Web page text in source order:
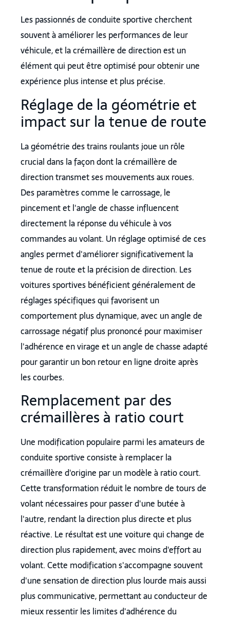
Les passionnés de conduite sportive cherchent
souvent à améliorer les performances de leur
véhicule, et la crémaillère de direction est un
élément qui peut être optimisé pour obtenir une
expérience plus intense et plus précise.
Réglage de la géométrie et
impact sur la tenue de route
La géométrie des trains roulants joue un rôle
crucial dans la façon dont la crémaillère de
direction transmet ses mouvements aux roues.
Des paramètres comme le carrossage, le
pincement et l'angle de chasse influencent
directement la réponse du véhicule à vos
commandes au volant. Un réglage optimisé de ces
angles permet d'améliorer significativement la
tenue de route et la précision de direction. Les
voitures sportives bénéficient généralement de
réglages spécifiques qui favorisent un
comportement plus dynamique, avec un angle de
carrossage négatif plus prononcé pour maximiser
l'adhérence en virage et un angle de chasse adapté
pour garantir un bon retour en ligne droite après
les courbes.
Remplacement par des
crémaillères à ratio court
Une modification populaire parmi les amateurs de
conduite sportive consiste à remplacer la
crémaillère d'origine par un modèle à ratio court.
Cette transformation réduit le nombre de tours de
volant nécessaires pour passer d'une butée à
l'autre, rendant la direction plus directe et plus
réactive. Le résultat est une voiture qui change de
direction plus rapidement, avec moins d'effort au
volant. Cette modification s'accompagne souvent
d'une sensation de direction plus lourde mais aussi
plus communicative, permettant au conducteur de
mieux ressentir les limites d'adhérence du